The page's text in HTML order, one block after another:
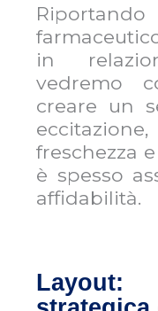
in
vedremo
creare un
freschezza
è spesso
affidabilità.